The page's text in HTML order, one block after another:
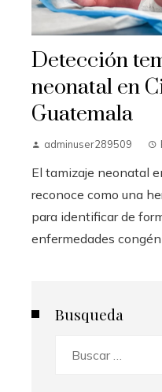
Detección
neonatal en
Guatemala
adminuser289509
El tamizaje neonatal
reconoce como una
para identificar de
enfermedades
Busqueda